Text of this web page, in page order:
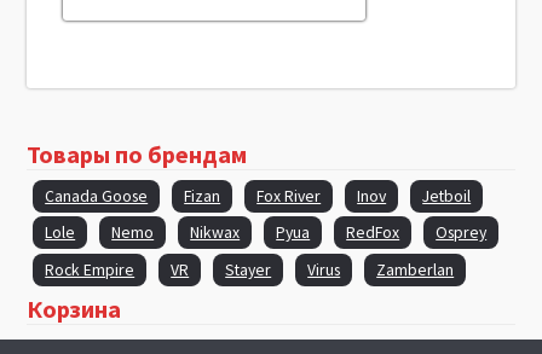
Товары по брендам
Canada Goose Fizan Fox River Inov
Jetboil
Lole
Nemo Nikwax Pyua RedFox
Osprey
Rock Empire
VR Stayer Virus Zamberlan
Корзина